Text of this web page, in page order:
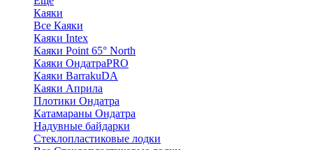
Каяки
Все Каяки
Каяки Intex
Каяки Point 65° North
Каяки ОндатраPRO
Каяки BarrakuDA
Каяки Априла
Плотики Ондатра
Катамараны Ондатра
Надувные байдарки
Стеклопластиковые лодки